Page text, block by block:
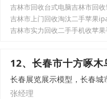
吉林市上门回收淘汰二手苹果
吉林市实力回收二手手机收苹
12、长春市十方啄
长春展览展示模型，长春
张经理